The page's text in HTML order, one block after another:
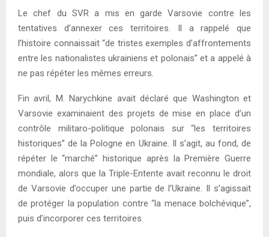
Le chef du SVR a mis en garde Varsovie contre les
tentatives d’annexer ces territoires. Il a rappelé que
l’histoire connaissait “de tristes exemples d’affrontements
entre les nationalistes ukrainiens et polonais” et a appelé à
ne pas répéter les mêmes erreurs.
Fin avril, M. Narychkine avait déclaré que Washington et
Varsovie examinaient des projets de mise en place d’un
contrôle militaro-politique polonais sur “les territoires
historiques” de la Pologne en Ukraine. Il s’agit, au fond, de
répéter le “marché” historique après la Première Guerre
mondiale, alors que la Triple-Entente avait reconnu le droit
de Varsovie d’occuper une partie de l’Ukraine. Il s’agissait
de protéger la population contre “la menace bolchévique”,
puis d’incorporer ces territoires.